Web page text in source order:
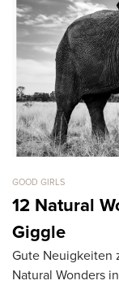
GOOD GIRLS
12 Natural
Giggle
Gute Neuigkeiten
Natural Wonders